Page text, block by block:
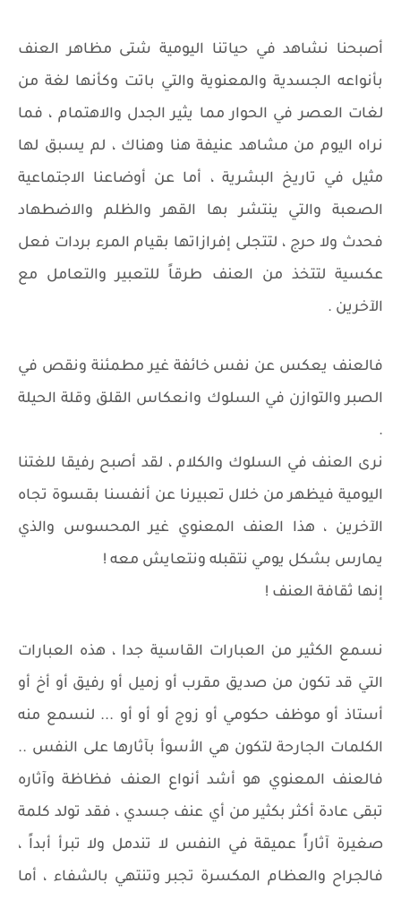
أصبحنا نشاهد في حياتنا اليومية شتى مظاهر العنف
بأنواعه الجسدية والمعنوية والتي باتت وكأنها لغة من
لغات العصر في الحوار مما يثير الجدل والاهتمام ، فما
نراه اليوم من مشاهد عنيفة هنا وهناك ، لم يسبق لها
مثيل في تاريخ البشرية ، أما عن أوضاعنا الاجتماعية
الصعبة والتي ينتشر بها القهر والظلم والاضطهاد
فحدث ولا حرج ، لتتجلى إفرازاتها بقيام المرء بردات فعل
عكسية لتتخذ من العنف طرقاً للتعبير والتعامل مع
الآخرين .
فالعنف يعكس عن نفس خائفة غير مطمئنة ونقص في
الصبر والتوازن في السلوك وانعكاس القلق وقلة الحيلة
.
نرى العنف في السلوك والكلام ، لقد أصبح رفيقا للغتنا
اليومية فيظهر من خلال تعبيرنا عن أنفسنا بقسوة تجاه
الآخرين ، هذا العنف المعنوي غير المحسوس والذي
يمارس بشكل يومي نتقبله ونتعايش معه !
إنها ثقافة العنف !
نسمع الكثير من العبارات القاسية جدا ، هذه العبارات
التي قد تكون من صديق مقرب أو زميل أو رفيق أو أخ أو
أستاذ أو موظف حكومي أو زوج أو أو أو ... لنسمع منه
الكلمات الجارحة لتكون هي الأسوأ بآثارها على النفس ..
فالعنف المعنوي هو أشد أنواع العنف فظاظة وآثاره
تبقى عادة أكثر بكثير من أي عنف جسدي ، فقد تولد كلمة
صغيرة آثاراً عميقة في النفس لا تندمل ولا تبرأ أبداً ،
فالجراح والعظام المكسرة تجبر وتنتهي بالشفاء ، أما